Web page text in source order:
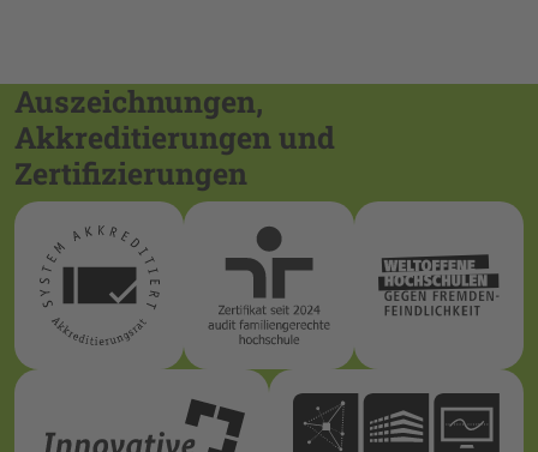
Auszeichnungen,
Akkreditierungen und
Zertifizierungen